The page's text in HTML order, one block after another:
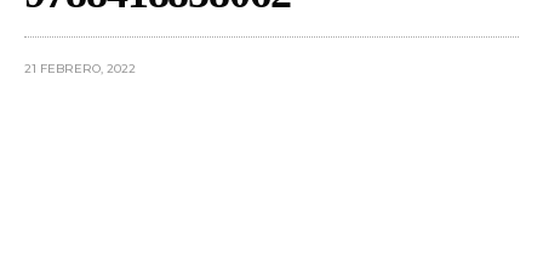
21 FEBRERO, 2022